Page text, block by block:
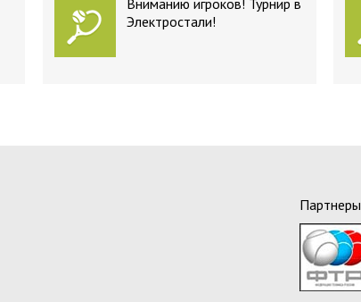
Вниманию игроков! Турнир в
Электростали!
Партнеры